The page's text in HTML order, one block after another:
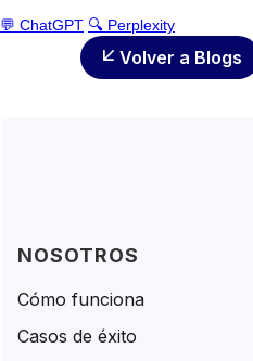
💬 ChatGPT 🔍 Perplexity
Volver a Blogs
NOSOTROS
Cómo funciona
Casos de éxito